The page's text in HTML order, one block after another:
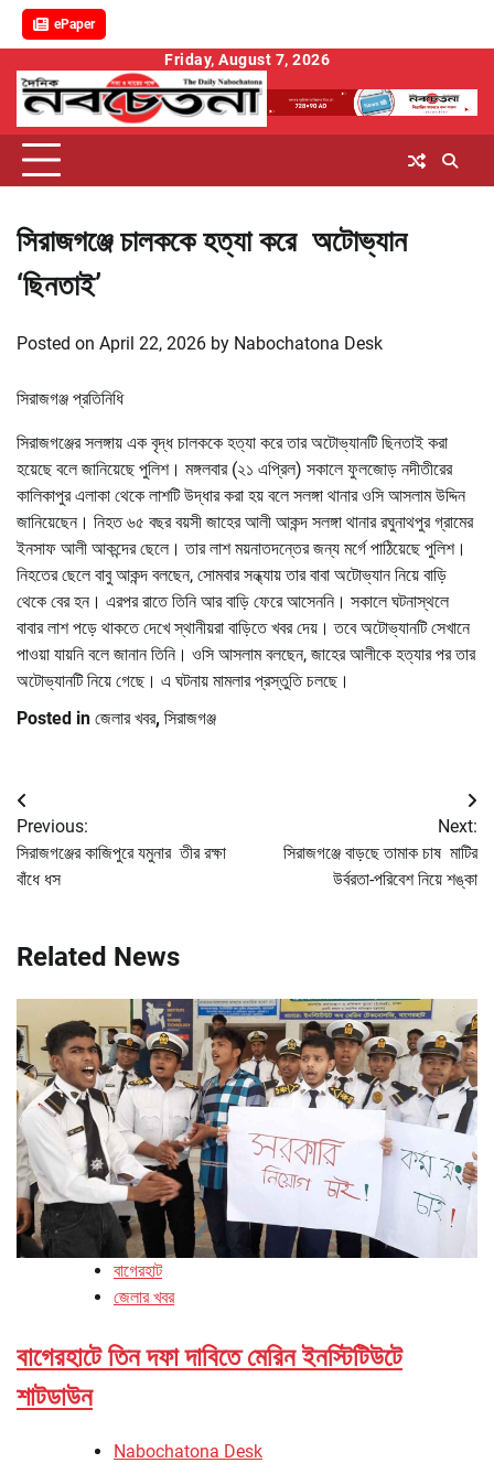
ePaper
content
Friday, August 7, 2026
সিরাজগঞ্জে চালককে হত্যা করে অটোভ্যান
‘ছিনতাই’
Posted on April 22, 2026 by Nabochatona Desk
সিরাজগঞ্জ প্রতিনিধি
সিরাজগঞ্জের সলঙ্গায় এক বৃদ্ধ চালককে হত্যা করে তার অটোভ্যানটি ছিনতাই করা
হয়েছে বলে জানিয়েছে পুলিশ। মঙ্গলবার (২১ এপ্রিল) সকালে ফুলজোড় নদীতীরের
কালিকাপুর এলাকা থেকে লাশটি উদ্ধার করা হয় বলে সলঙ্গা থানার ওসি আসলাম উদ্দিন
জানিয়েছেন। নিহত ৬৫ বছর বয়সী জাহের আলী আকন্দ সলঙ্গা থানার রঘুনাথপুর গ্রামের
ইনসাফ আলী আকন্দের ছেলে। তার লাশ ময়নাতদন্তের জন্য মর্গে পাঠিয়েছে পুলিশ।
নিহতের ছেলে বাবু আকন্দ বলছেন, সোমবার সন্ধ্যায় তার বাবা অটোভ্যান নিয়ে বাড়ি
থেকে বের হন। এরপর রাতে তিনি আর বাড়ি ফেরে আসেননি। সকালে ঘটনাস্থলে
বাবার লাশ পড়ে থাকতে দেখে স্থানীয়রা বাড়িতে খবর দেয়। তবে অটোভ্যানটি সেখানে
পাওয়া যায়নি বলে জানান তিনি। ওসি আসলাম বলছেন, জাহের আলীকে হত্যার পর তার
অটোভ্যানটি নিয়ে গেছে। এ ঘটনায় মামলার প্রস্তুতি চলছে।
Posted in জেলার খবর, সিরাজগঞ্জ
Post
navigation
Previous:
সিরাজগঞ্জের কাজিপুরে যমুনার তীর রক্ষা
বাঁধে ধস
Next:
সিরাজগঞ্জে বাড়ছে তামাক চাষ মাটির
উর্বরতা-পরিবেশ নিয়ে শঙ্কা
Related News
বাগেরহাট
জেলার খবর
বাগেরহাটে তিন দফা দাবিতে মেরিন ইনস্টিটিউটে
শাটডাউন
Nabochatona Desk